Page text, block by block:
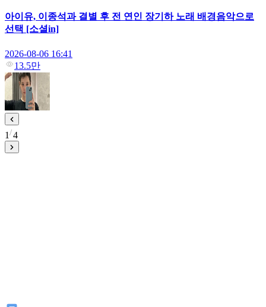
아이유, 이종석과 결별 후 전 연인 장기하 노래 배경음악으로
선택 [소셜in]
2026-08-06 16:41
13.5만
1 4